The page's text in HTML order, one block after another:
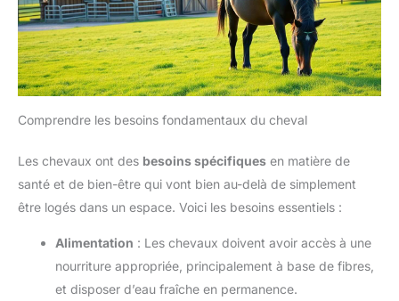
Comprendre les besoins fondamentaux du cheval
Les chevaux ont des besoins spécifiques en matière de
santé et de bien-être qui vont bien au-delà de simplement
être logés dans un espace. Voici les besoins essentiels :
Alimentation : Les chevaux doivent avoir accès à une
nourriture appropriée, principalement à base de fibres,
et disposer d’eau fraîche en permanence.